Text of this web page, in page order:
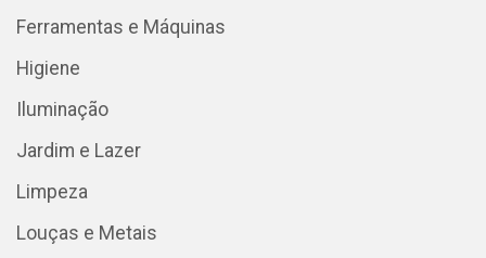
Ferramentas e Máquinas
Higiene
Iluminação
Jardim e Lazer
Limpeza
Louças e Metais